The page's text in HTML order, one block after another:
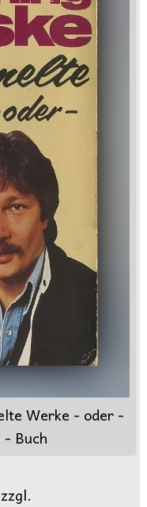
Werke - oder -
- Buch